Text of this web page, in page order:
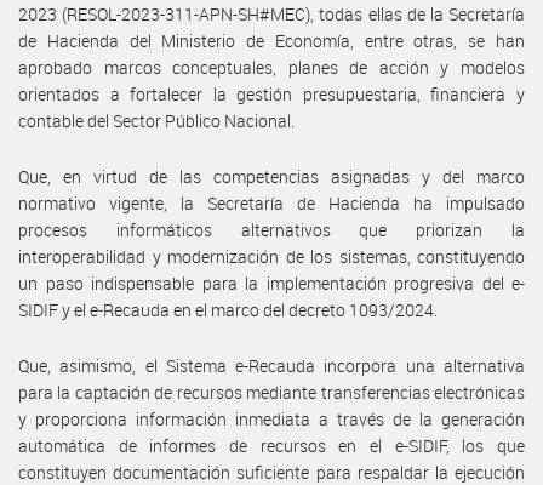
2023 (RESOL-2023-311-APN-SH#MEC), todas ellas de la Secretaría
de Hacienda del Ministerio de Economía, entre otras, se han
aprobado marcos conceptuales, planes de acción y modelos
orientados a fortalecer la gestión presupuestaria, financiera y
contable del Sector Público Nacional.
Que, en virtud de las competencias asignadas y del marco
normativo vigente, la Secretaría de Hacienda ha impulsado
procesos informáticos alternativos que priorizan la
interoperabilidad y modernización de los sistemas, constituyendo
un paso indispensable para la implementación progresiva del e-
SIDIF y el e-Recauda en el marco del decreto 1093/2024.
Que, asimismo, el Sistema e-Recauda incorpora una alternativa
para la captación de recursos mediante transferencias electrónicas
y proporciona información inmediata a través de la generación
automática de informes de recursos en el e-SIDIF, los que
constituyen documentación suficiente para respaldar la ejecución